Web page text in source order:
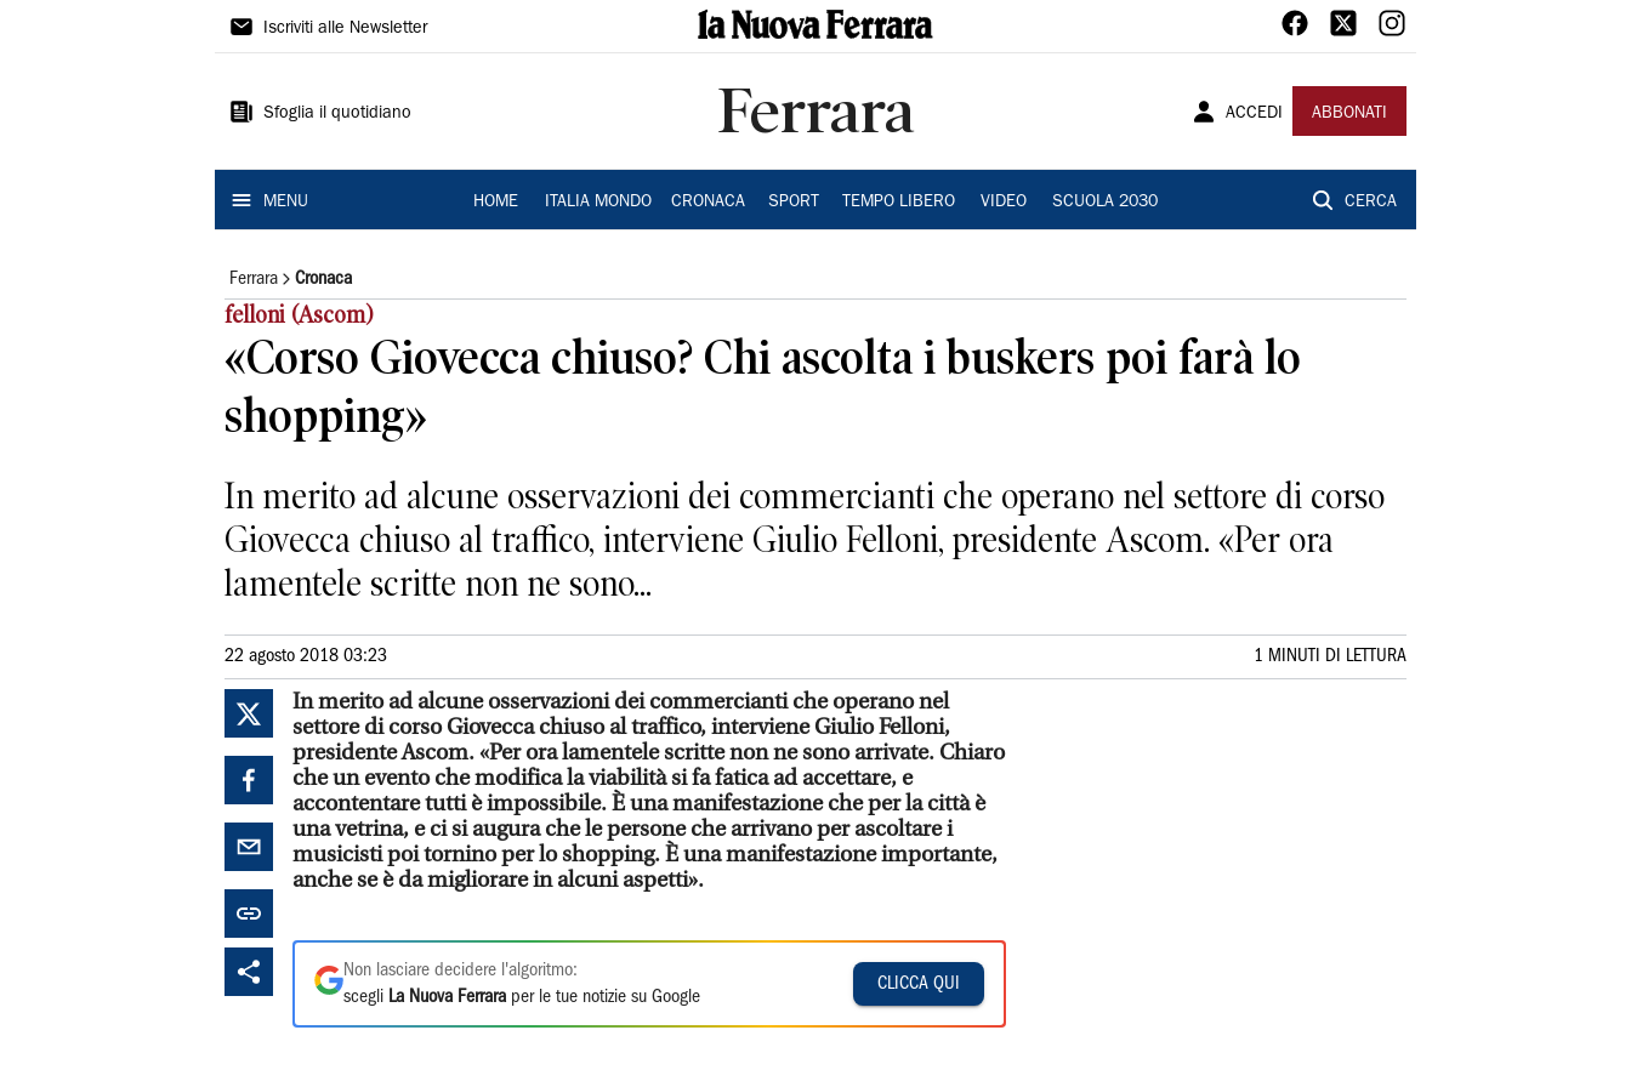
La
Ferrara
Iscriviti alle Newsletter
Sfoglia il quotidiano Ferrara ACCEDI ABBONATI
MENU HOME ITALIA MONDO CRONACA SPORT TEMPO LIBERO VIDEO SCUOLA 2030 CERCA
Ferrara Cronaca
felloni (Ascom)
«Corso Giovecca chiuso? Chi ascolta i buskers poi farà lo
shopping»
In merito ad alcune osservazioni dei commercianti che operano nel settore di corso
Giovecca chiuso al traffico, interviene Giulio Felloni, presidente Ascom. «Per ora
lamentele scritte non ne sono...
22 agosto 2018 03:23 1 MINUTI DI LETTURA
In merito ad alcune osservazioni dei commercianti che operano nel
settore di corso Giovecca chiuso al traffico, interviene Giulio Felloni,
presidente Ascom. «Per ora lamentele scritte non ne sono arrivate. Chiaro
che un evento che modifica la viabilità si fa fatica ad accettare, e
accontentare tutti è impossibile. È una manifestazione che per la città è
una vetrina, e ci si augura che le persone che arrivano per ascoltare i
musicisti poi tornino per lo shopping. È una manifestazione importante,
anche se è da migliorare in alcuni aspetti».
Non lasciare decidere l'algoritmo:
scegli La Nuova Ferrara per le tue notizie su Google
CLICCA QUI